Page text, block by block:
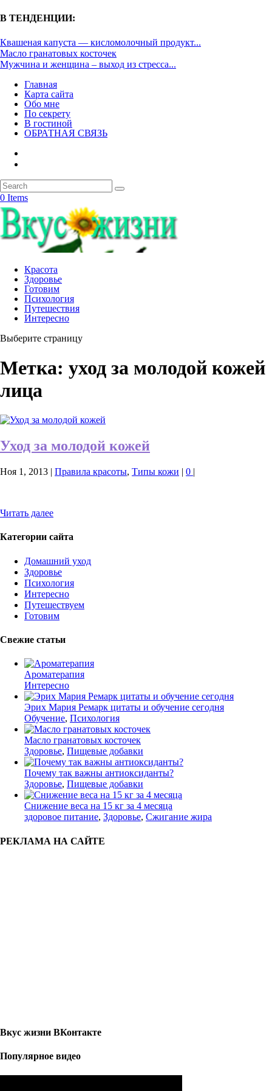
В ТЕНДЕНЦИИ:
Квашеная капуста — кисломолочный продукт...
Масло гранатовых косточек
Мужчина и женщина – выход из стресса...
Главная
Карта сайта
Обо мне
По секрету
В гостиной
ОБРАТНАЯ СВЯЗЬ
0 Items
Красота
Здоровье
Готовим
Психология
Путешествия
Интересно
Выберите страницу
Метка: уход за молодой кожей
лица
Уход за молодой кожей
Ноя 1, 2013 | Правила красоты, Типы кожи | 0 |
Читать далее
Категории сайта
Домашний уход
Здоровье
Психология
Интересно
Путешествуем
Готовим
Свежие статьи
Ароматерапия
Интересно
Эрих Мария Ремарк цитаты и обучение сегодня
Обучение, Психология
Масло гранатовых косточек
Здоровье, Пищевые добавки
Почему так важны антиоксиданты?
Здоровье, Пищевые добавки
Снижение веса на 15 кг за 4 месяца
здоровое питание, Здоровье, Сжигание жира
РЕКЛАМА НА САЙТЕ
Вкус жизни ВКонтакте
Популярное видео